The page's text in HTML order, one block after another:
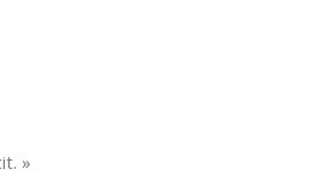
»